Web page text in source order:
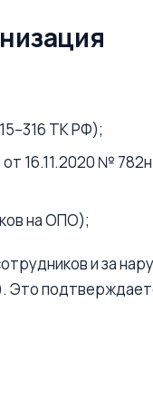
ТК РФ);
16.11.2020 №
на ОПО);
и за